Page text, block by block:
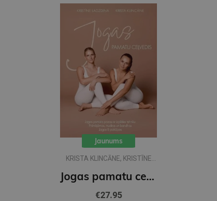
Jaunums
KRISTA KLINCĀNE, KRISTĪNE
Jogas pamatu ceļvedis
€27.95